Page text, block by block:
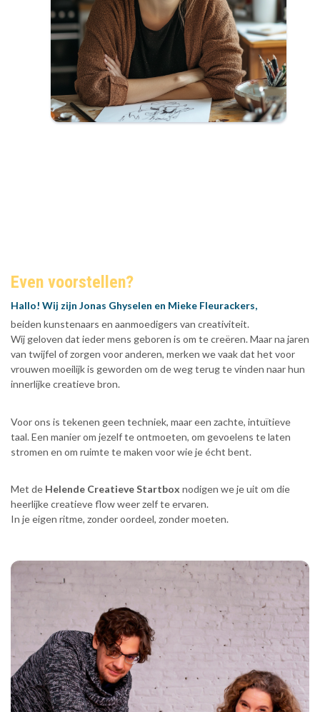
Even voorstellen?
Hallo! Wij zijn Jonas Ghyselen en Mieke Fleurackers,
beiden kunstenaars en aanmoedigers van creativiteit.
Wij geloven dat ieder mens geboren is om te creëren.Maar na jaren
van twijfel of zorgen voor anderen, merken we vaak dat het voor
vrouwen moeilijk is geworden om de weg terug te vinden naar hun
innerlijke creatieve bron.
Voor ons is tekenen geen techniek, maar een zachte, intuïtieve
taal. Een manier om jezelf te ontmoeten, om gevoelens te laten
stromen en om ruimte te maken voor wie je écht bent.
Met de Helende Creatieve Startbox nodigen we je uit om die
heerlijke creatieve flow weer zelf te ervaren.
In je eigen ritme, zonder oordeel, zonder moeten.